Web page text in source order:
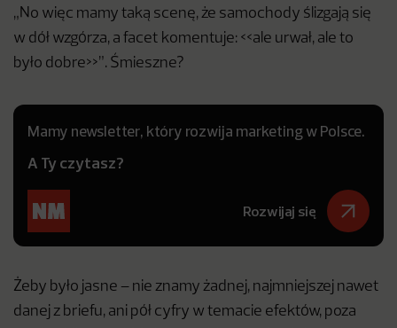
„No więc mamy taką scenę, że samochody ślizgają się
w dół wzgórza, a facet komentuje: <<ale urwał, ale to
było dobre>>”. Śmieszne?
Mamy newsletter, który rozwija marketing w Polsce.
A Ty czytasz?
Rozwijaj się
Żeby było jasne – nie znamy żadnej, najmniejszej nawet
danej z briefu, ani pół cyfry w temacie efektów, poza